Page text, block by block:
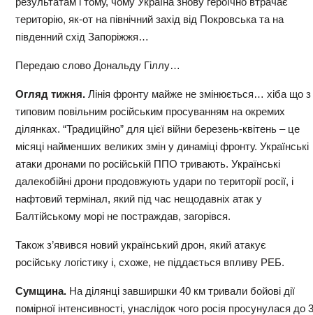
територію, як-от на північний захід від Покровська та на
південний схід Запоріжжя…
Передаю слово Дональду Гіллу…
Огляд тижня. Лінія фронту майже не змінюється… хіба що з
типовим повільним російським просуванням на окремих
ділянках. “Традиційно” для цієї війни березень-квітень – це
місяці найменших великих змін у динаміці фронту. Українські
атаки дронами по російській ППО тривають. Українські
далекобійні дрони продовжують удари по території росії, і
нафтовий термінал, який під час нещодавніх атак у
Балтійському морі не постраждав, загорівся.
Також з’явився новий український дрон, який атакує
російську логістику і, схоже, не піддається впливу РЕБ.
Сумщина.На ділянці завширшки 40 км тривали бойові дії
помірної інтенсивності, унаслідок чого росія просунулася до 3